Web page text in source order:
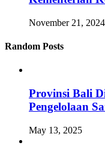
November 21, 2024
Random Posts
Provinsi Bali
Pengelolaan
May 13, 2025